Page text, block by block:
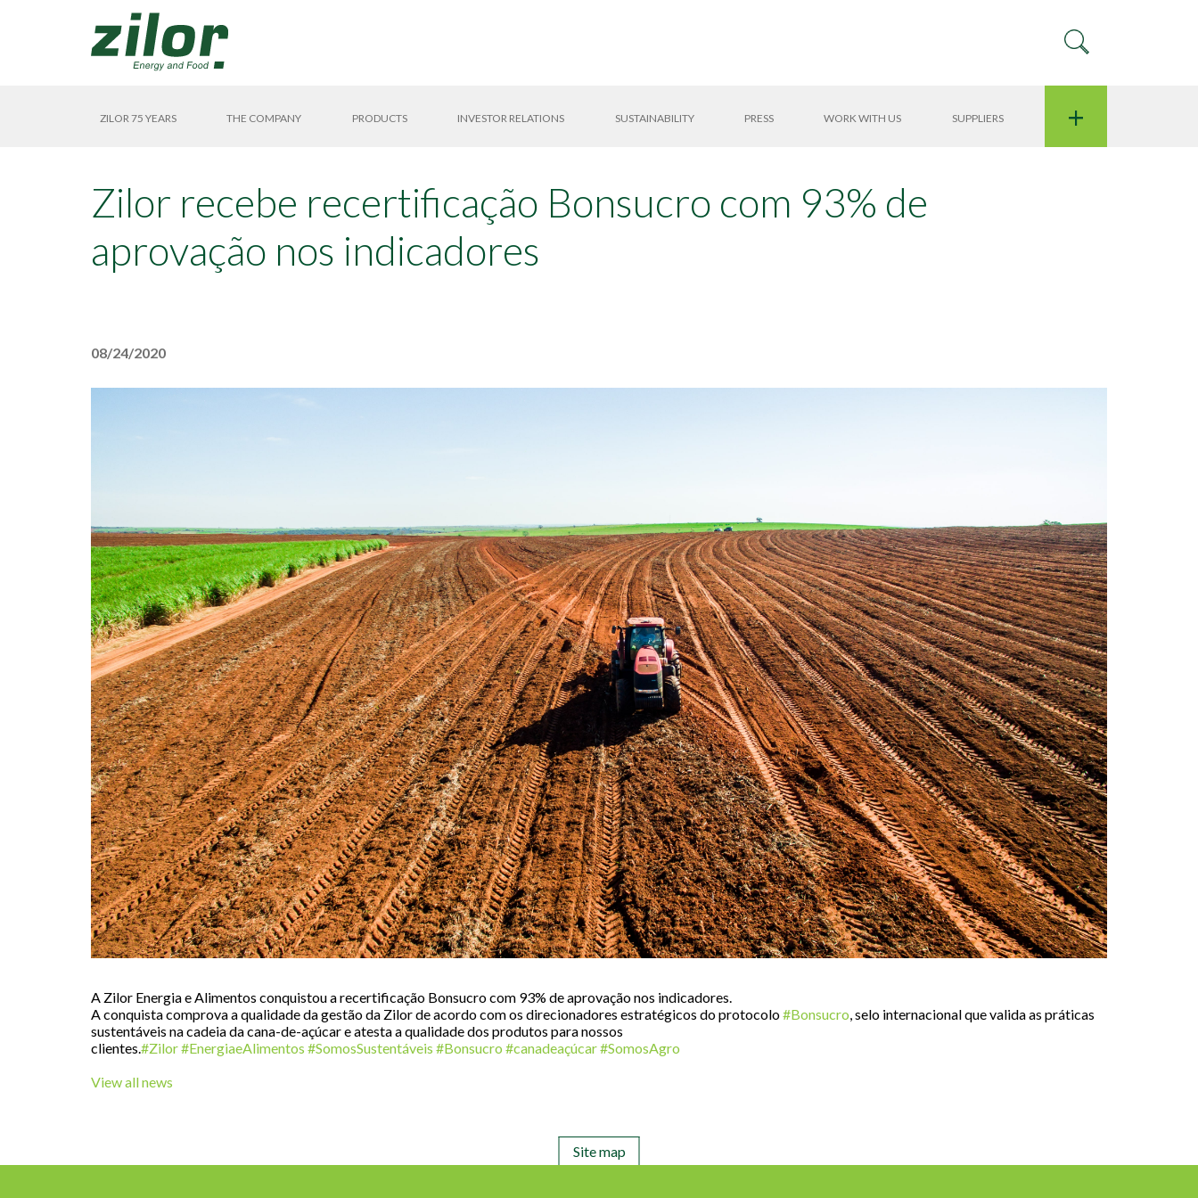
ZILOR 75 YEARS THE COMPANY PRODUCTS INVESTOR RELATIONS SUSTAINABILITY PRESS WORK WITH US SUPPLIERS +
Zilor recebe recertificação Bonsucro com 93% de
aprovação nos indicadores
08/24/2020
A Zilor Energia e Alimentos conquistou a recertificação Bonsucro com 93% de aprovação nos indicadores.
A conquista comprova a qualidade da gestão da Zilor de acordo com os direcionadores estratégicos do protocolo#Bonsucro, selo internacional que valida as práticas
sustentáveis na cadeia da cana-de-açúcar e atesta a qualidade dos produtos para nossos
clientes.#Zilor#EnergiaeAlimentos #SomosSustentáveis #Bonsucro #canadeaçúcar#SomosAgro
View all news
Site map